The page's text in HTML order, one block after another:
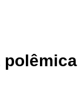
polêmica